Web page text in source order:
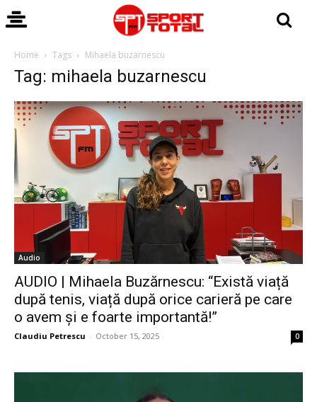
Home Tags Mihaela buzarnescu
Tag: mihaela buzarnescu
Audio
AUDIO | Mihaela Buzărnescu: “Există viață
după tenis, viață după orice carieră pe care
o avem și e foarte importantă!”
Claudiu Petrescu - October 15, 2025 0